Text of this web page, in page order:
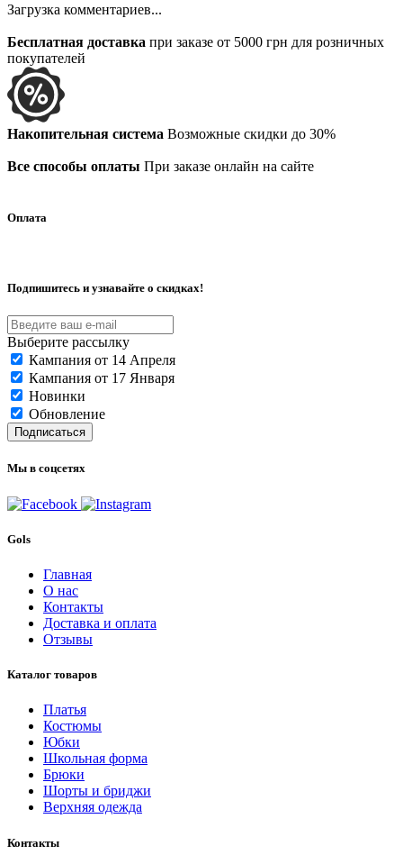
Загрузка комментариев...
Бесплатная доставка при заказе от 5000 грн для розничных
покупателей
Накопительная система Возможные скидки до 30%
Все способы оплаты При заказе онлайн на сайте
Оплата
Подпишитесь и узнавайте о скидках!
Выберите рассылку
Кампания от 14 Апреля
Кампания от 17 Января
Новинки
Обновление
Подписаться
Мы в соцсетях
Gols
Главная
О нас
Контакты
Доставка и оплата
Отзывы
Каталог товаров
Платья
Костюмы
Юбки
Школьная форма
Брюки
Шорты и бриджи
Верхняя одежда
Контакты